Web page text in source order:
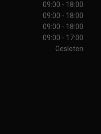
09:00 - 18:00
09:00 - 18:00
09:00 - 18:00
09:00 - 17:00
Gesloten